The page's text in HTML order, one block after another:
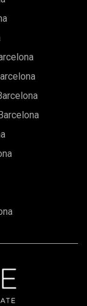
para
son
cálida y
experiencia
uno de
Barcelona.